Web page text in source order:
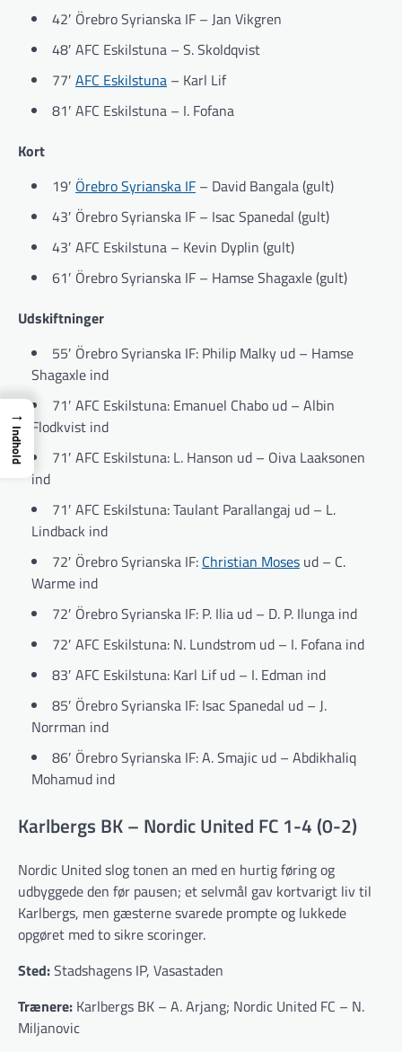
42′ Örebro Syrianska IF – Jan Vikgren
48′ AFC Eskilstuna – S. Skoldqvist
77′ AFC Eskilstuna – Karl Lif
81′ AFC Eskilstuna – I. Fofana
Kort
19′ Örebro Syrianska IF – David Bangala (gult)
43′ Örebro Syrianska IF – Isac Spanedal (gult)
43′ AFC Eskilstuna – Kevin Dyplin (gult)
61′ Örebro Syrianska IF – Hamse Shagaxle (gult)
Udskiftninger
55′ Örebro Syrianska IF: Philip Malky ud – Hamse
Shagaxle ind
71′ AFC Eskilstuna: Emanuel Chabo ud – Albin
Flodkvist ind
71′ AFC Eskilstuna: L. Hanson ud – Oiva Laaksonen
ind
71′ AFC Eskilstuna: Taulant Parallangaj ud – L.
Lindback ind
72′ Örebro Syrianska IF: Christian Moses ud – C.
Warme ind
72′ Örebro Syrianska IF: P. Ilia ud – D. P. Ilunga ind
72′ AFC Eskilstuna: N. Lundstrom ud – I. Fofana ind
83′ AFC Eskilstuna: Karl Lif ud – I. Edman ind
85′ Örebro Syrianska IF: Isac Spanedal ud – J.
Norrman ind
86′ Örebro Syrianska IF: A. Smajic ud – Abdikhaliq
Mohamud ind
Karlbergs BK – Nordic United FC 1-4 (0-2)
Nordic United slog tonen an med en hurtig føring og
udbyggede den før pausen; et selvmål gav kortvarigt liv til
Karlbergs, men gæsterne svarede prompte og lukkede
opgøret med to sikre scoringer.
Sted:Stadshagens IP, Vasastaden
Trænere: Karlbergs BK – A. Arjang; Nordic United FC – N.
Miljanovic
→
Indhold